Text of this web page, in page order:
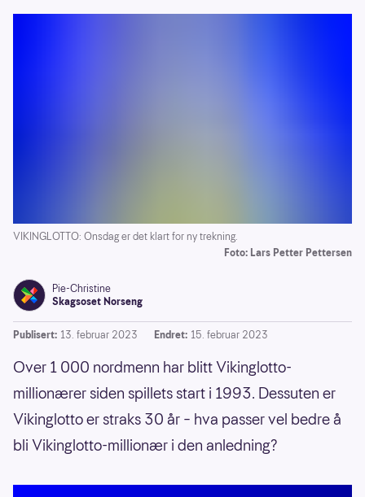
VIKINGLOTTO: Onsdag er det klart for ny trekning.
Foto: Lars Petter Pettersen
Pie-Christine
Skagsoset Norseng
Publisert: 13. februar 2023 Endret: 15. februar 2023
Over 1 000 nordmenn har blitt Vikinglotto-
millionærer siden spillets start i 1993. Dessuten er
Vikinglotto er straks 30 år – hva passer vel bedre å
bli Vikinglotto-millionær i den anledning?